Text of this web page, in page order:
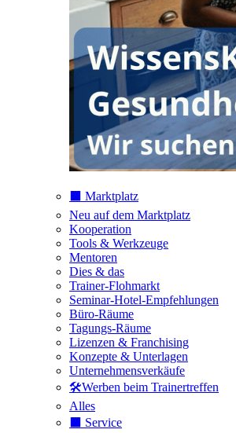
⬛️ Marktplatz
Neu auf dem Marktplatz
Kooperation
Tools & Werkzeuge
Mentoren
Dies & das
Trainer-Flohmarkt
Seminar-Hotel-Empfehlungen
Büro-Räume
Tagungs-Räume
Lizenzen & Franchising
Konzepte & Unterlagen
Unternehmensverkäufe
🛠️Werben beim Trainertreffen
Alles
⬛️ Service